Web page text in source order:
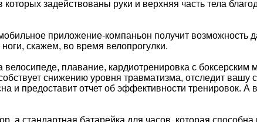
задействованы руки и верхняя часть тела
приложение-компаньон получит возможность
скажем, во время велопрогулки.
плавание, кардиотренировка с боксерским
снижению уровня травматизма, отследит вашу
и предоставит отчет об эффективности тренировок.
а стандартная батарейка для часов, которая